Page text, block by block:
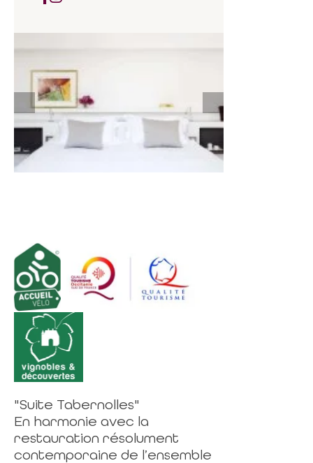
"Suite Tabernolles"
En harmonie avec la
restauration résolument
contemporaine de l’ensemble